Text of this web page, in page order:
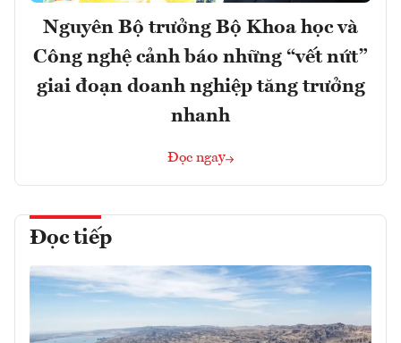
Nguyên Bộ trưởng Bộ Khoa học và
Công nghệ cảnh báo những “vết nứt”
giai đoạn doanh nghiệp tăng trưởng
nhanh
Đọc ngay
Đọc tiếp